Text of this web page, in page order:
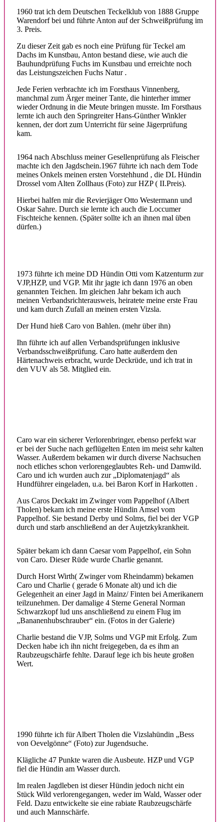
1960 trat ich dem Deutschen Teckelklub von 1888 Gruppe
Warendorf bei und führte Anton auf der Schweißprüfung im
3. Preis.
Zu dieser Zeit gab es noch eine Prüfung für Teckel am
Dachs im Kunstbau, Anton bestand diese, wie auch die
Bauhundprüfung Fuchs im Kunstbau und erreichte noch
das Leistungszeichen Fuchs Natur .
Jede Ferien verbrachte ich im Forsthaus Vinnenberg,
manchmal zum Ärger meiner Tante, die hinterher immer
wieder Ordnung in die Meute bringen musste. Im Forsthaus
lernte ich auch den Springreiter Hans-Günther Winkler
kennen, der dort zum Unterricht für seine Jägerprüfung
kam.
1964 nach Abschluss meiner Gesellenprüfung als Fleischer
machte ich den Jagdschein.1967 führte ich nach dem Tode
meines Onkels meinen ersten Vorstehhund , die DL Hündin
Drossel vom Alten Zollhaus (Foto) zur HZP ( II.Preis).
Hierbei halfen mir die Revierjäger Otto Westermann und
Oskar Sahre. Durch sie lernte ich auch die Loccumer
Fischteiche kennen. (Später sollte ich an ihnen mal üben
dürfen.)
1973 führte ich meine DD Hündin Otti vom Katzenturm zur
VJP,HZP, und VGP. Mit ihr jagte ich dann 1976 an oben
genannten Teichen. Im gleichen Jahr bekam ich auch
meinen Verbandsrichterausweis, heiratete meine erste Frau
und kam durch Zufall an meinen ersten Vizsla.
Der Hund hieß Caro von Bahlen. (mehr über ihn)
Ihn führte ich auf allen Verbandsprüfungen inklusive
Verbandsschweißprüfung. Caro hatte außerdem den
Härtenachweis erbracht, wurde Deckrüde, und ich trat in
den VUV als 58. Mitglied ein.
Caro war ein sicherer Verlorenbringer, ebenso perfekt war
er bei der Suche nach geflügelten Enten im meist sehr kalten
Wasser. Außerdem bekamen wir durch diverse Nachsuchen
noch etliches schon verlorengeglaubtes Reh- und Damwild.
Caro und ich wurden auch zur „Diplomatenjagd“ als
Hundführer eingeladen, u.a. bei Baron Korf in Harkotten .
Aus Caros Deckakt im Zwinger vom Pappelhof (Albert
Tholen) bekam ich meine erste Hündin Amsel vom
Pappelhof. Sie bestand Derby und Solms, fiel bei der VGP
durch und starb anschließend an der Aujetzkykrankheit.
Später bekam ich dann Caesar vom Pappelhof, ein Sohn
von Caro. Dieser Rüde wurde Charlie genannt.
Durch Horst Wirth( Zwinger vom Rheindamm) bekamen
Caro und Charlie ( gerade 6 Monate alt) und ich die
Gelegenheit an einer Jagd in Mainz/ Finten bei Amerikanern
teilzunehmen. Der damalige 4 Sterne General Norman
Schwarzkopf lud uns anschließend zu einem Flug im
„Bananenhubschrauber“ ein. (Fotos in der Galerie)
Charlie bestand die VJP, Solms und VGP mit Erfolg. Zum
Decken habe ich ihn nicht freigegeben, da es ihm an
Raubzeugschärfe fehlte. Darauf lege ich bis heute großen
Wert.
1990 führte ich für Albert Tholen die Vizslahündin „Bess
von Oevelgönne“ (Foto) zur Jugendsuche.
Klägliche 47 Punkte waren die Ausbeute. HZP und VGP
fiel die Hündin am Wasser durch.
Im realen Jagdleben ist dieser Hündin jedoch nicht ein
Stück Wild verlorengegangen, weder im Wald, Wasser oder
Feld. Dazu entwickelte sie eine rabiate Raubzeugschärfe
und auch Mannschärfe.